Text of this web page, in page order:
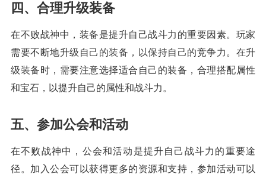
四、合理升级装备
在不败战神中，装备是提升自己战斗力的重要因素。玩家
需要不断地升级自己的装备，以保持自己的竞争力。在升
级装备时，需要注意选择适合自己的装备，合理搭配属性
和宝石，以提升自己的属性和战斗力。
五、参加公会和活动
在不败战神中，公会和活动是提升自己战斗力的重要途
径。加入公会可以获得更多的资源和支持，参加活动可以